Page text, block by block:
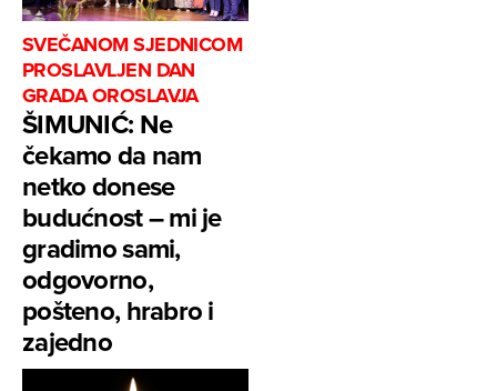
SVEČANOM SJEDNICOM
PROSLAVLJEN DAN
GRADA OROSLAVJA
ŠIMUNIĆ: Ne
čekamo da nam
netko donese
budućnost – mi je
gradimo sami,
odgovorno,
pošteno, hrabro i
zajedno